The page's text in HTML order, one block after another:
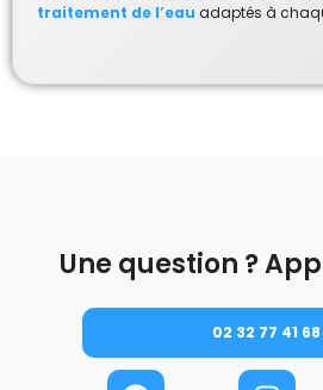
traitement de l’eau adaptés à
Une question ?
02 32 77 41 68